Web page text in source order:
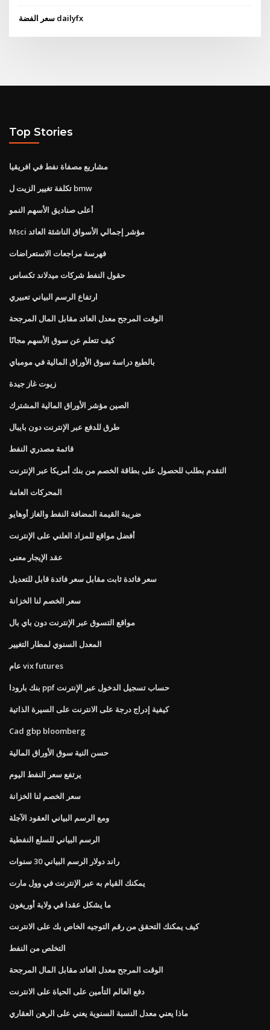
سعر الفضة dailyfx
Top Stories
مشاريع مصفاة نفط في افريقيا
تكلفة تغيير الزيت ل bmw
أعلى صناديق الأسهم النمو
Msci مؤشر إجمالي الأسواق الناشئة العائد
فهرسة مراجعات الاستعراضات
حقول النفط شركات ميدلاند تكساس
ارتفاع الرسم البياني تعبيري
الوقت المرجح معدل العائد مقابل المال المرجحة
كيف تتعلم عن سوق الأسهم مجانًا
بالطبع دراسة سوق الأوراق المالية في مومباي
زيوت غاز جيدة
الصين مؤشر الأوراق المالية المشترك
طرق للدفع عبر الإنترنت دون بايبال
قائمة مصدري النفط
التقدم بطلب للحصول على بطاقة الخصم من بنك أمريكا عبر الإنترنت
المحركات العامة
ضريبة القيمة المضافة النفط والغاز أوهايو
أفضل مواقع للمزاد العلني على الإنترنت
عقد الإيجار معنى
سعر فائدة ثابت مقابل سعر فائدة قابل للتعديل
سعر الخصم لنا الخزانة
مواقع التسوق عبر الإنترنت دون باي بال
المعدل السنوي لمطار التغيير
عام vix futures
بنك بارودا ppf حساب تسجيل الدخول عبر الإنترنت
كيفية إدراج درجة على الانترنت على السيرة الذاتية
Cad gbp bloomberg
حسن النية سوق الأوراق المالية
يرتفع سعر النفط اليوم
سعر الخصم لنا الخزانة
ومع الرسم البياني العقود الآجلة
الرسم البياني للسلع النفطية
راند دولار الرسم البياني 30 سنوات
يمكنك القيام به عبر الإنترنت في وول مارت
ما يشكل عقدا في ولاية أوريغون
كيف يمكنك التحقق من رقم التوجيه الخاص بك على الانترنت
التخلص من النفط
الوقت المرجح معدل العائد مقابل المال المرجحة
دفع العالم التأمين على الحياة على الانترنت
ماذا يعني معدل النسبة السنوية يعني على الرهن العقاري